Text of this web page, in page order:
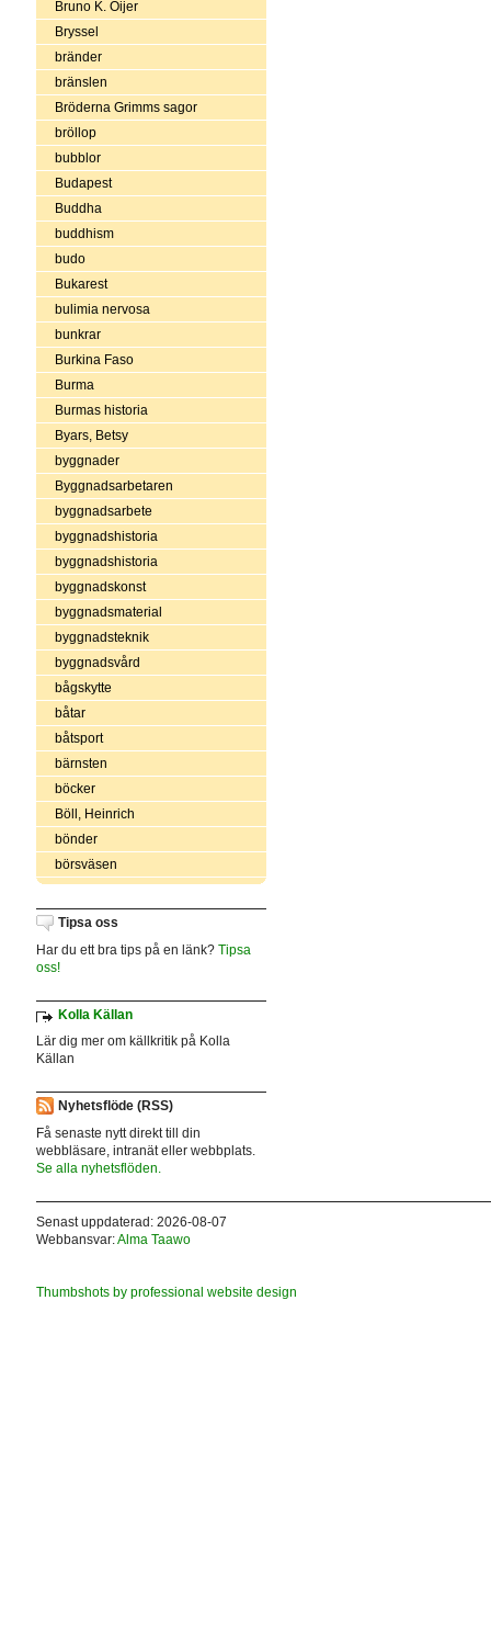
Bruno K. Öijer
Bryssel
bränder
bränslen
Bröderna Grimms sagor
bröllop
bubblor
Budapest
Buddha
buddhism
budo
Bukarest
bulimia nervosa
bunkrar
Burkina Faso
Burma
Burmas historia
Byars, Betsy
byggnader
Byggnadsarbetaren
byggnadsarbete
byggnadshistoria
byggnadshistoria
byggnadskonst
byggnadsmaterial
byggnadsteknik
byggnadsvård
bågskytte
båtar
båtsport
bärnsten
böcker
Böll, Heinrich
bönder
börsväsen
Tipsa oss
Har du ett bra tips på en länk? Tipsa
oss!
Kolla Källan
Lär dig mer om källkritik på Kolla
Källan
Nyhetsflöde (RSS)
Få senaste nytt direkt till din
webbläsare, intranät eller webbplats.
Se alla nyhetsflöden.
Senast uppdaterad: 2026-08-07
Webbansvar:Alma Taawo
Thumbshots by professional website design